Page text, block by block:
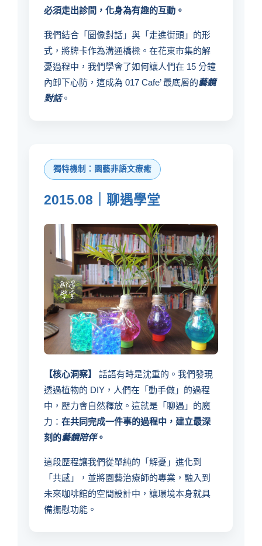
必須走出診間，化身為有趣的互動。
我們結合「圖像對話」與「走進街頭」的形
式，將牌卡作為溝通橋樑。在花東市集的解
憂過程中，我們學會了如何讓人們在 15 分鐘
內卸下心防，這成為 017 Cafe’ 最底層的藝鏡
對話。
獨特機制：園藝非語文療癒
2015.08｜聊遇學堂
【核心洞察】
話語有時是沈重的。我們發現
透過植物的 DIY，人們在「動手做」的過程
中，壓力會自然釋放。這就是「聊遇」的魔
力： 在共同完成一件事的過程中，建立最深
刻的藝鏡陪伴。
這段歷程讓我們從單純的「解憂」進化到
「共感」，並將園藝治療師的專業，融入到
未來咖啡館的空間設計中，讓環境本身就具
備撫慰功能。